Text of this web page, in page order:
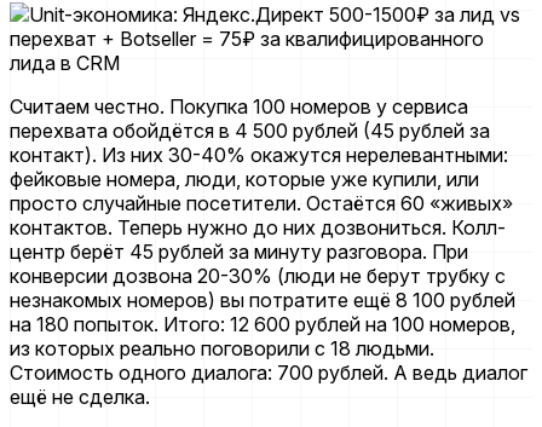
Считаем честно. Покупка 100 номеров у сервиса
перехвата обойдётся в 4 500 рублей (45 рублей за
контакт). Из них 30-40% окажутся нерелевантными:
фейковые номера, люди, которые уже купили, или
просто случайные посетители. Остаётся 60 «живых»
контактов. Теперь нужно до них дозвониться. Колл-
центр берёт 45 рублей за минуту разговора. При
конверсии дозвона 20-30% (люди не берут трубку с
незнакомых номеров) вы потратите ещё 8 100 рублей
на 180 попыток. Итого: 12 600 рублей на 100 номеров,
из которых реально поговорили с 18 людьми.
Стоимость одного диалога: 700 рублей. А ведь диалог
ещё не сделка.